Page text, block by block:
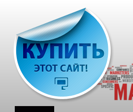
содержимому